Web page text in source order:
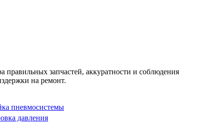
запчастей, аккуратности и соблюдения
на ремонт.
пневмосистемы
давления